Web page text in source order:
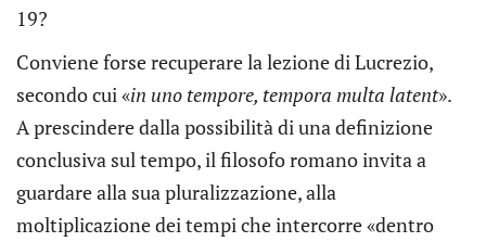
19?
Conviene forse recuperare la lezione di Lucrezio,
secondo cui «in uno tempore, tempora multa latent».
A prescindere dalla possibilità di una definizione
conclusiva sul tempo, il filosofo romano invita a
guardare alla sua pluralizzazione, alla
moltiplicazione dei tempi che intercorre «dentro